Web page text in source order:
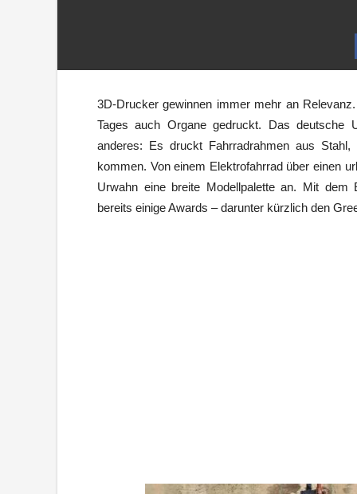
3D-Drucker gewinnen immer mehr an
Tages auch Organe gedruckt. Das deutsche
anderes: Es druckt Fahrradrahmen aus
kommen. Von einem Elektrofahrrad über einen
Urwahn eine breite Modellpalette an. Mit dem
bereits einige Awards – darunter kürzlich den